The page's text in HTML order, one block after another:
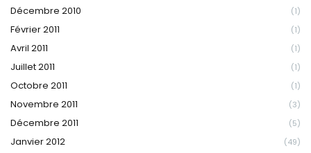
Décembre 2010 (1)
Février 2011 (1)
Avril 2011 (1)
Juillet 2011 (1)
Octobre 2011 (1)
Novembre 2011 (3)
Décembre 2011 (5)
Janvier 2012 (49)